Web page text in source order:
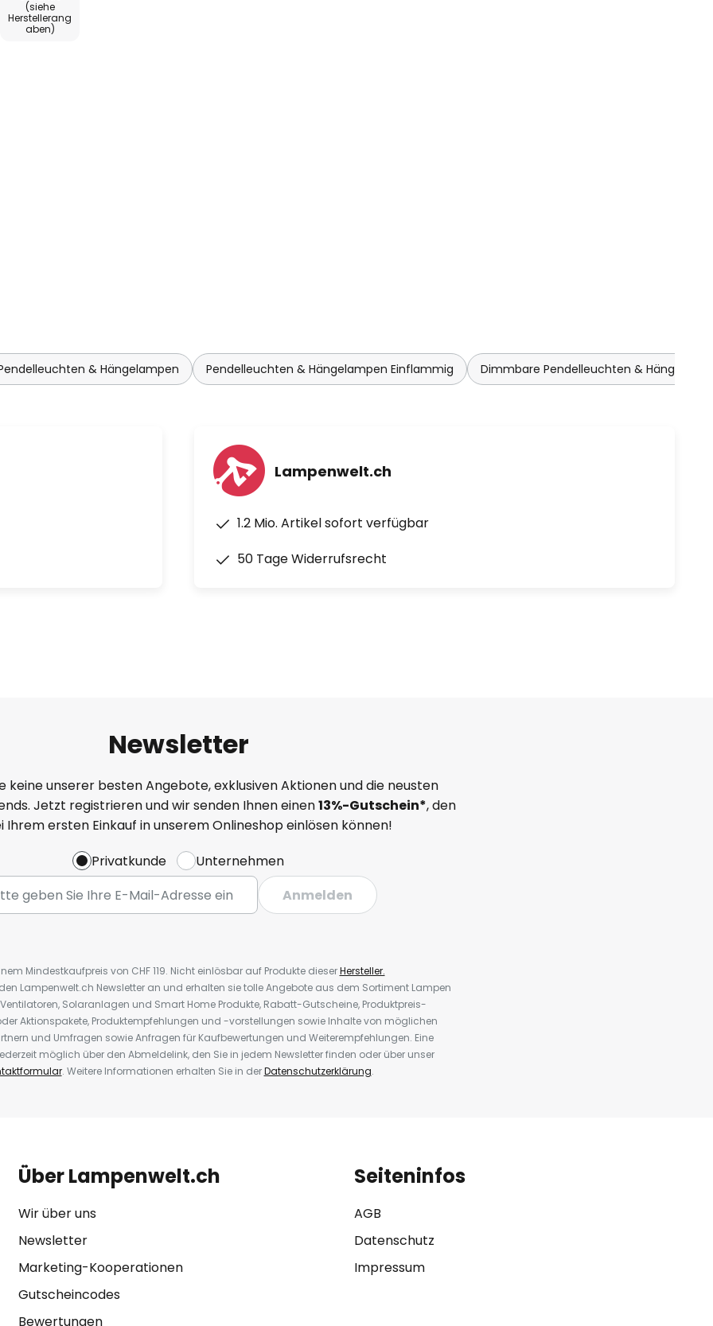
(siehe
Herstellerang
aben)
& Hängelampen Pendelleuchten & Hängelampen Einflammig Dimmbare Pendelleuchten &
Lampenwelt.ch
1.2 Mio. Artikel sofort verfügbar
50 Tage Widerrufsrecht
Newsletter
keine unserer besten Angebote, exklusiven Aktionen und die neusten
Jetzt registrieren und wir senden Ihnen einen13%-Gutschein*, den
Ihrem ersten Einkauf in unserem Onlineshop einlösen können!
Privatkunde
Unternehmen
Anmelden
Mindestkaufpreis von CHF 119. Nicht einlösbar auf Produkte dieserHersteller.
Lampenwelt.ch Newsletter an und erhalten sie tolle Angebote aus dem Sortiment Lampen
Solaranlagen und Smart Home Produkte, Rabatt-Gutscheine, Produktpreis-
Aktionspakete, Produktempfehlungen und -vorstellungen sowie Inhalte von möglichen
und Umfragen sowie Anfragen für Kaufbewertungen und Weiterempfehlungen. Eine
möglich über den Abmeldelink, den Sie in jedem Newsletter finden oder über unser
. Weitere Informationen erhalten Sie in derDatenschutzerklärung.
Über Lampenwelt.ch
Wir über uns
Newsletter
Marketing-Kooperationen
Gutscheincodes
Bewertungen
Seiteninfos
AGB
Datenschutz
Impressum